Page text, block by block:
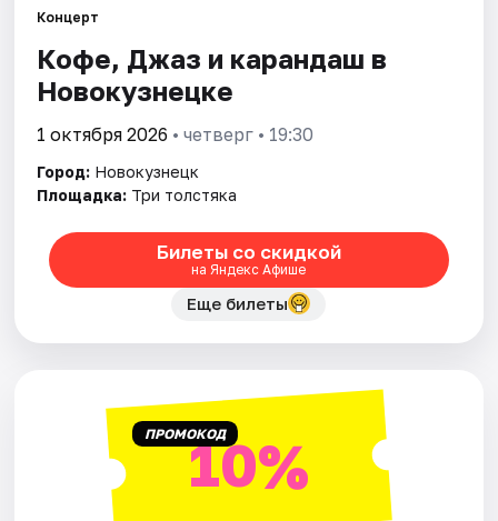
Концерт
Кофе, Джаз и карандаш в
Новокузнецке
1 октября 2026 • четверг • 19:30
Город: Новокузнецк
Площадка: Три толстяка
Билеты со скидкой
на Яндекс Афише
Еще билеты
ПРОМОКОД10%